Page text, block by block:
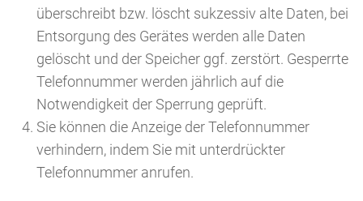
überschreibt bzw. löscht sukzessiv alte Daten, bei
Entsorgung des Gerätes werden alle Daten
gelöscht und der Speicher ggf. zerstört. Gesperrte
Telefonnummer werden jährlich auf die
Notwendigkeit der Sperrung geprüft.
Sie können die Anzeige der Telefonnummer
verhindern, indem Sie mit unterdrückter
Telefonnummer anrufen.